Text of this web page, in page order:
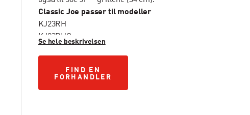
Classic Joe passer til modeller
KJ23RH
KJ23RHC
Big Joe passer til modellen
Se hele beskrivelsen
FIND EN FORHANDLER
FIND EN
FORHANDLER